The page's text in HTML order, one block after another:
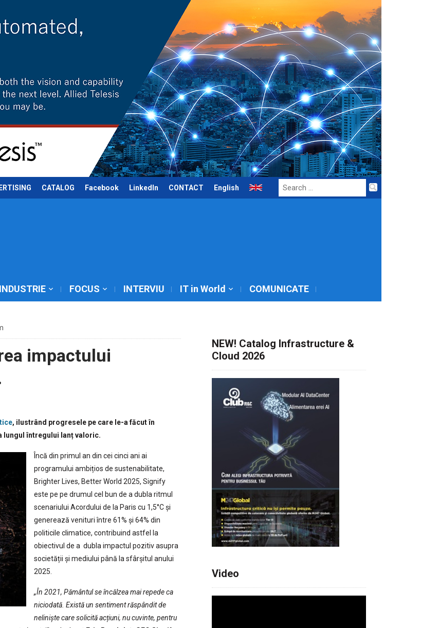
CATALOG Facebook LinkedIn CONTACT English
Search
for:
INDUSTRIE FOCUS INTERVIU IT in World COMUNICATE
impactului
, ilustrând progresele pe care le-a făcut în
lungul întregului lanț valoric.
Încă din primul an din cei cinci ani ai
programului ambițios de sustenabilitate,
Brighter Lives, Better World 2025, Signify
este pe pe drumul cel bun de a dubla ritmul
scenariului Acordului de la Paris cu 1,5°C și
generează venituri între 61% și 64% din
politicile climatice, contribuind astfel la
obiectivul de a dubla impactul pozitiv asupra
societății și mediului până la sfârșitul anului
2025.
„În 2021, Pământul se încălzea mai repede ca
niciodată. Există un sentiment răspândit de
neliniște care solicită acțiuni, nu cuvinte, pentru
NEW! Catalog Infrastructure &
Cloud 2026
Video